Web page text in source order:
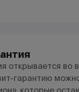
открывается во
гарантию